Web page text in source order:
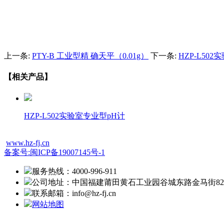
上一条: PTY-B 工业型精 确天平（0.01g） 下一条: HZP-L502
【相关产品】
HZP-L502实验室专业型pH计
www.hz-fj.cn
备案号:闽ICP备19007145号-1
服务热线：4000-996-911
公司地址：中国福建莆田黄石工业园谷城东路金马街
联系邮箱：info@hz-fj.cn
网站地图